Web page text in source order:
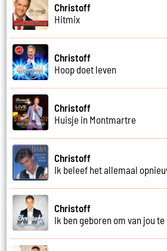
Christoff
Hitmix
Christoff
Hoop doet leven
Christoff
Huisje in Montmartre
Christoff
Ik beleef het allemaal
Christoff
Ik ben geboren om van jou